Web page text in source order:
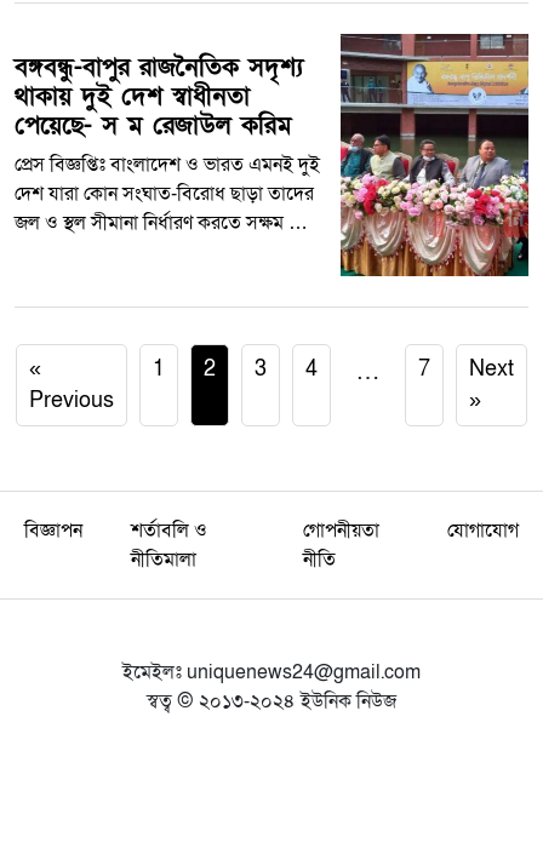
বঙ্গবন্ধু-বাপুর রাজনৈতিক সদৃশ্য
থাকায় দুই দেশ স্বাধীনতা
পেয়েছে- স ম রেজাউল করিম
প্রেস বিজ্ঞপ্তিঃ বাংলাদেশ ও ভারত এমনই দুই
দেশ যারা কোন সংঘাত-বিরোধ ছাড়া তাদের
জল ও স্থল সীমানা নির্ধারণ করতে সক্ষম …
«
Previous
1 2 3 4 … 7
Next
»
বিজ্ঞাপন
শর্তাবলি ও
নীতিমালা
গোপনীয়তা
নীতি
যোগাযোগ
ইমেইলঃ uniquenews24@gmail.com
স্বত্ব © ২০১৩-২০২৪ ইউনিক নিউজ